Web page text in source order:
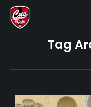
Tag